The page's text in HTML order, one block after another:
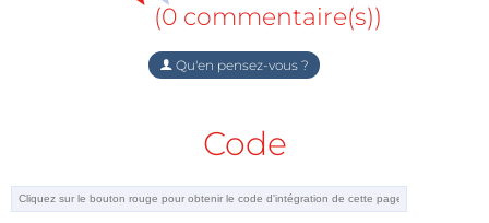
(0 commentaire(s))
Qu'en pensez-vous ?
Code